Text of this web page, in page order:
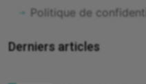
Politique de
Derniers articles